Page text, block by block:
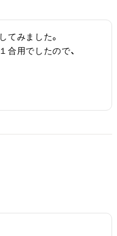
てみました。
合用でしたので、